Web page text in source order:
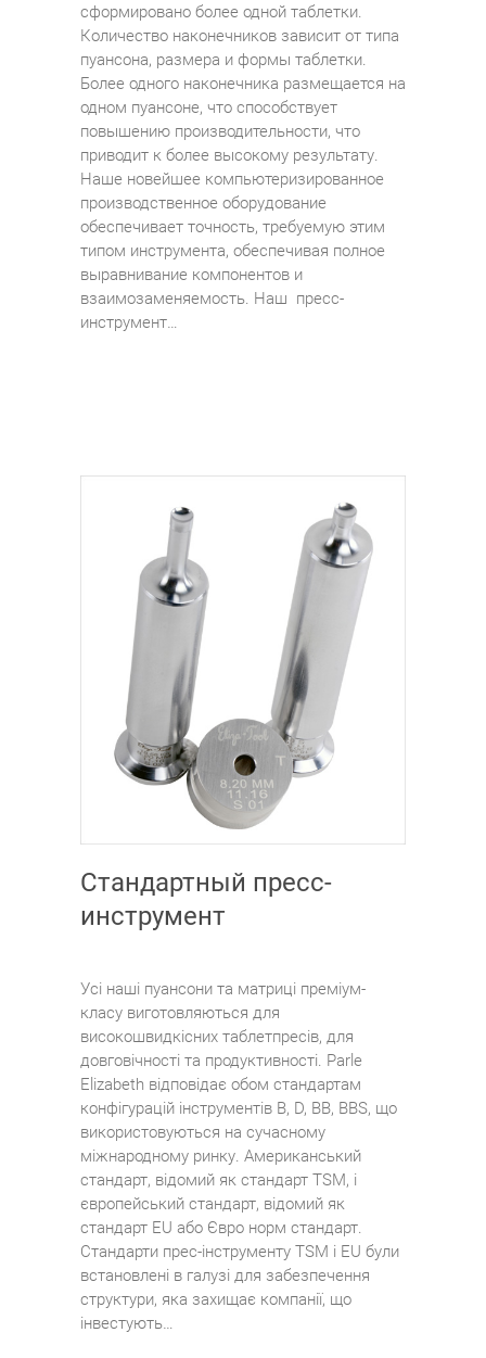
сформировано более одной таблетки.
Количество наконечников зависит от типа
пуансона, размера и формы таблетки.
Более одного наконечника размещается на
одном пуансоне, что способствует
повышению производительности, что
приводит к более высокому результату.
Наше новейшее компьютеризированное
производственное оборудование
обеспечивает точность, требуемую этим
типом инструмента, обеспечивая полное
выравнивание компонентов и
взаимозаменяемость. Наш пресс-
инструмент…
Стандартный пресс-
инструмент
Усі наші пуансони та матриці преміум-
класу виготовляються для
високошвидкісних таблетпресів, для
довговічності та продуктивності. Parle
Elizabeth відповідає обом стандартам
конфігурацій інструментів B, D, BB, BBS, що
використовуються на сучасному
міжнародному ринку. Американський
стандарт, відомий як стандарт TSM, і
європейський стандарт, відомий як
стандарт EU або Євро норм стандарт.
Стандарти прес-інструменту TSM і EU були
встановлені в галузі для забезпечення
структури, яка захищає компанії, що
інвестують…